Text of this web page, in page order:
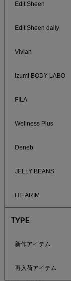
Edit Sheen
Edit Sheen daily
Vivian
izumi BODY LABO
FILA
Wellness Plus
Deneb
JELLY BEANS
HE:ARIM
TYPE
新作アイテム
再入荷アイテム